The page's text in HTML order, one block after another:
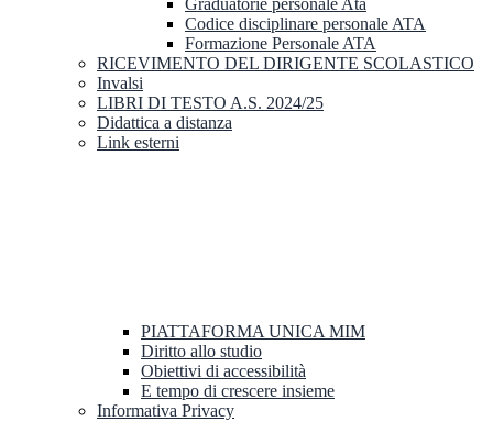
Graduatorie personale Ata
Codice disciplinare personale ATA
Formazione Personale ATA
RICEVIMENTO DEL DIRIGENTE SCOLASTICO
Invalsi
LIBRI DI TESTO A.S. 2024/25
Didattica a distanza
Link esterni
PIATTAFORMA UNICA MIM
Diritto allo studio
Obiettivi di accessibilità
E tempo di crescere insieme
Informativa Privacy